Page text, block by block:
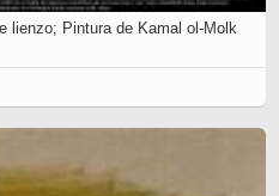
lienzo; Pintura de Kamal ol-Molk